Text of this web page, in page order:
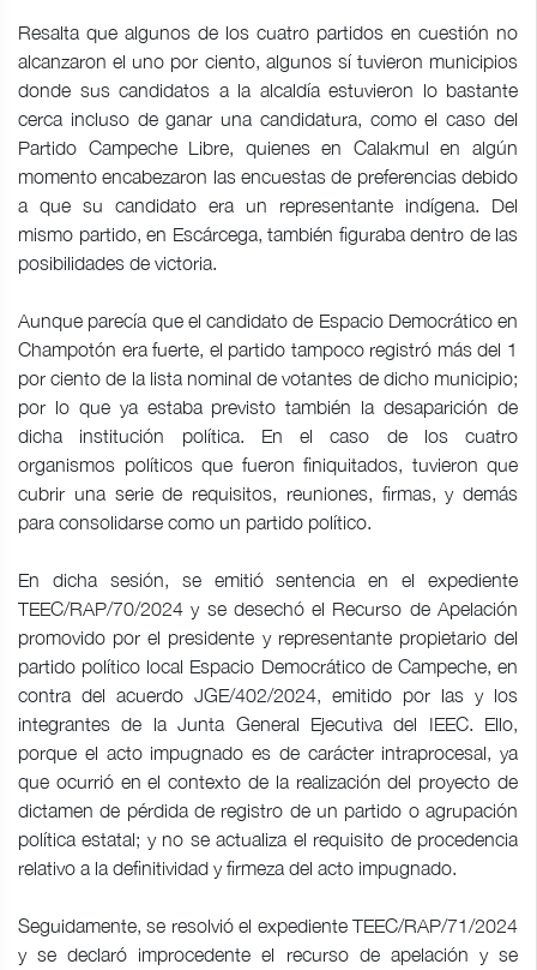
Resalta que algunos de los cuatro partidos en cuestión no
alcanzaron el uno por ciento, algunos sí tuvieron municipios
donde sus candidatos a la alcaldía estuvieron lo bastante
cerca incluso de ganar una candidatura, como el caso del
Partido Campeche Libre, quienes en Calakmul en algún
momento encabezaron las encuestas de preferencias debido
a que su candidato era un representante indígena. Del
mismo partido, en Escárcega, también figuraba dentro de las
posibilidades de victoria.
Aunque parecía que el candidato de Espacio Democrático en
Champotón era fuerte, el partido tampoco registró más del 1
por ciento de la lista nominal de votantes de dicho municipio;
por lo que ya estaba previsto también la desaparición de
dicha institución política. En el caso de los cuatro
organismos políticos que fueron finiquitados, tuvieron que
cubrir una serie de requisitos, reuniones, firmas, y demás
para consolidarse como un partido político.
En dicha sesión, se emitió sentencia en el expediente
TEEC/RAP/70/2024 y se desechó el Recurso de Apelación
promovido por el presidente y representante propietario del
partido político local Espacio Democrático de Campeche, en
contra del acuerdo JGE/402/2024, emitido por las y los
integrantes de la Junta General Ejecutiva del IEEC. Ello,
porque el acto impugnado es de carácter intraprocesal, ya
que ocurrió en el contexto de la realización del proyecto de
dictamen de pérdida de registro de un partido o agrupación
política estatal; y no se actualiza el requisito de procedencia
relativo a la definitividad y firmeza del acto impugnado.
Seguidamente, se resolvió el expediente TEEC/RAP/71/2024
y se declaró improcedente el recurso de apelación y se